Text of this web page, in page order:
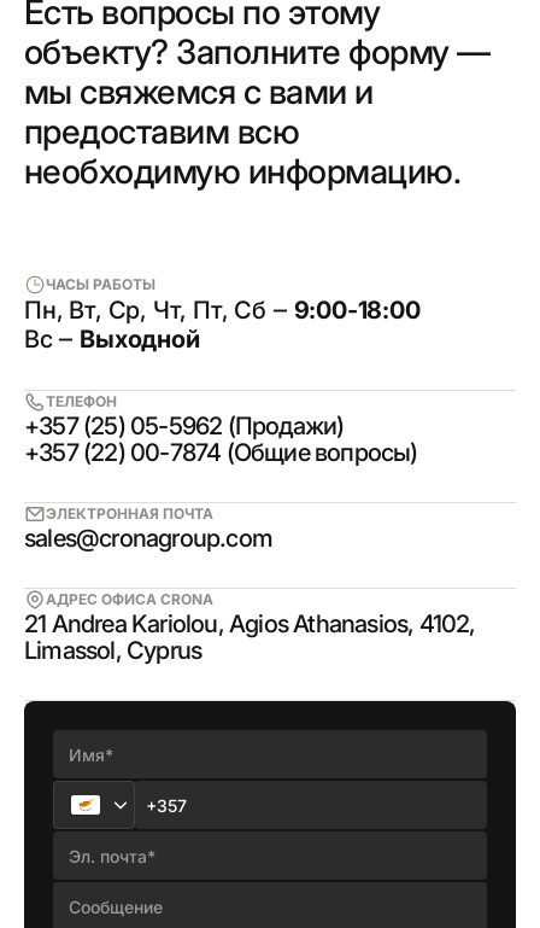
Есть вопросы по этому
объекту? Заполните форму —
мы свяжемся с вами и
предоставим всю
необходимую информацию.
ЧАСЫ РАБОТЫ
Пн, Вт, Ср, Чт, Пт, Сб ‒ 9:00-18:00
Вс ‒ Выходной
ТЕЛЕФОН
+357 (25) 05-5962 (Продажи)
+357 (22) 00-7874 (Общие вопросы)
ЭЛЕКТРОННАЯ ПОЧТА
sales@cronagroup.com
АДРЕС ОФИСА CRONA
21 Andrea Kariolou, Agios Athanasios, 4102,
Limassol, Cyprus